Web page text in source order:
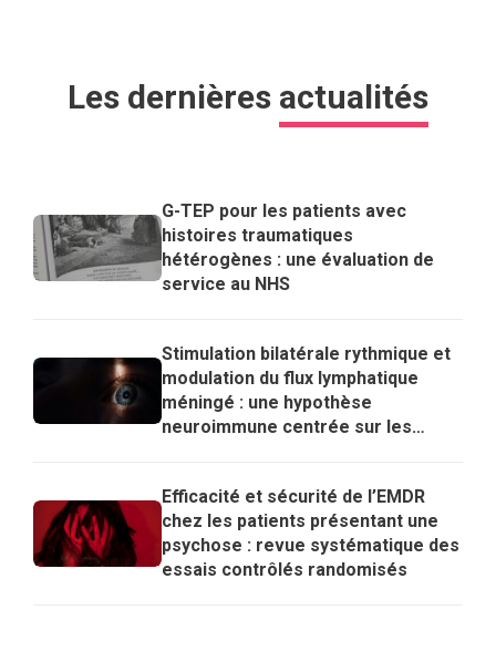
Les dernières actualités
G-TEP pour les patients avec
histoires traumatiques
hétérogènes : une évaluation de
service au NHS
Stimulation bilatérale rythmique et
modulation du flux lymphatique
méningé : une hypothèse
neuroimmune centrée sur les
Efficacité et sécurité de l’EMDR
chez les patients présentant une
psychose : revue systématique des
essais contrôlés randomisés